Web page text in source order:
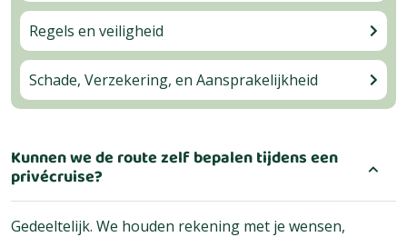
Regels en veiligheid
Schade, Verzekering, en Aansprakelijkheid
Kunnen we de route zelf bepalen tijdens een
privécruise?
Gedeeltelijk. We houden rekening met je wensen,